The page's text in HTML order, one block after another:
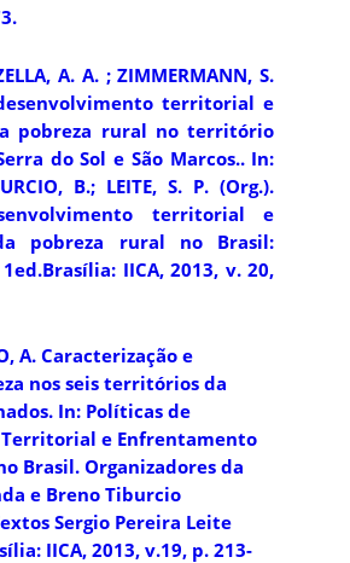
A. A. ; ZIMMERMANN, S.
territorial e
pobreza rural no território
do Sol e São Marcos.. In:
B.; LEITE, S. P. (Org.).
territorial e
pobreza rural no Brasil:
IICA, 2013, v. 20,
A. Caracterização e
nos seis territórios da
In: Políticas de
e Enfrentamento
Brasil. Organizadores da
e Breno Tiburcio
Sergio Pereira Leite
IICA, 2013, v.19, p. 213-